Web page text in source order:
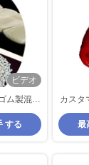
ビデオ
ム製混合
さす
する
カスタ
最